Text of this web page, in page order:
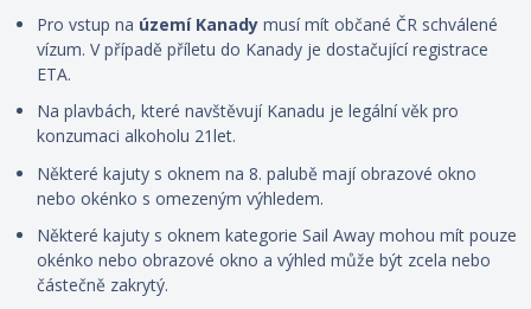
Pro vstup na území Kanady musí mít občané ČR schválené
vízum. V případě příletu do Kanady je dostačující registrace
ETA.
Na plavbách, které navštěvují Kanadu je legální věk pro
konzumaci alkoholu 21let.
Některé kajuty s oknem na 8. palubě mají obrazové okno
nebo okénko s omezeným výhledem.
Některé kajuty s oknem kategorie Sail Away mohou mít pouze
okénko nebo obrazové okno a výhled může být zcela nebo
částečně zakrytý.